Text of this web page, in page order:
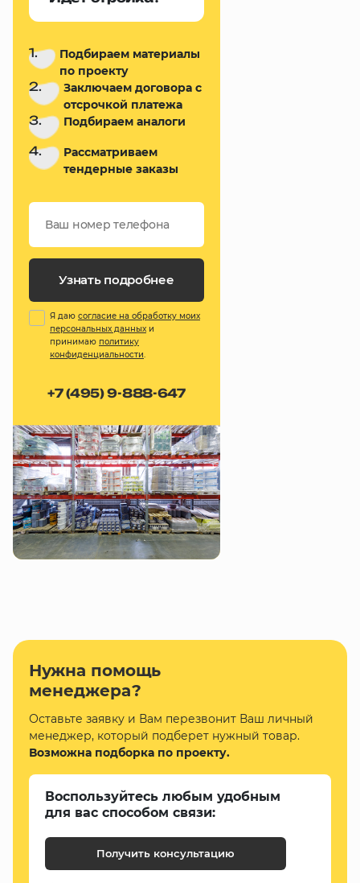
1.
Подбираем материалы
по проекту
2.
Заключаем договора с
отсрочкой платежа
3. Подбираем аналоги
4.
Рассматриваем
тендерные заказы
Узнать подробнее
Я даю согласие на обработку моих
персональных данных и
принимаю политику
конфиденциальности.
+7 (495) 9-888-647
Нужна помощь
менеджера?
Оставьте заявку и Вам перезвонит Ваш личный
менеджер, который подберет нужный товар.
Возможна подборка по проекту.
Воспользуйтесь любым удобным
для вас способом связи:
Получить консультацию